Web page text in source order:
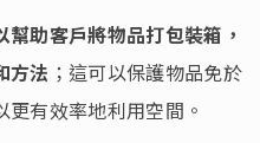
幫助客戶將物品打包裝箱，
方法 ；這可以保護物品免於
有效率地利用空間。